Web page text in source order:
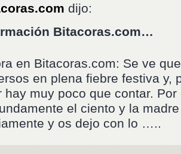
dijo:
Bitacoras.com…
en Bitacoras.com: Se ve
en plena fiebre festiva y,
hay muy poco que contar.
el ciento y la
y os dejo con lo …..